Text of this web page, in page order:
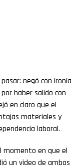
negó con ironía
haber salido con
en claro que el
materiales y
laboral.
momento en que el
un video de ambos